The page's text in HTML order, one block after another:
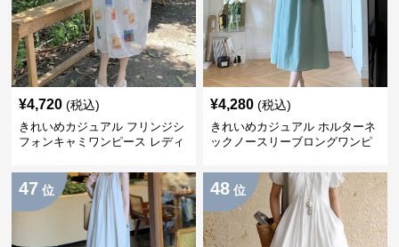
¥4,720 (税込)
きれいめカジュアル フリンジシ
フォンキャミワンピース レディ
夏コーデ
¥4,280 (税込)
きれいめカジュアル ホルターネ
ックノースリーブロングワンピ
トレッチ素材 ギャザー襟 フレン
チ風 夏 大人フェミニン
47 位 48 位